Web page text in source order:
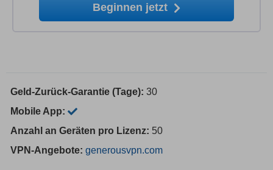
Beginnen jetzt
Geld-Zurück-Garantie (Tage): 30
Mobile App:
Anzahl an Geräten pro Lizenz: 50
VPN-Angebote: generousvpn.com